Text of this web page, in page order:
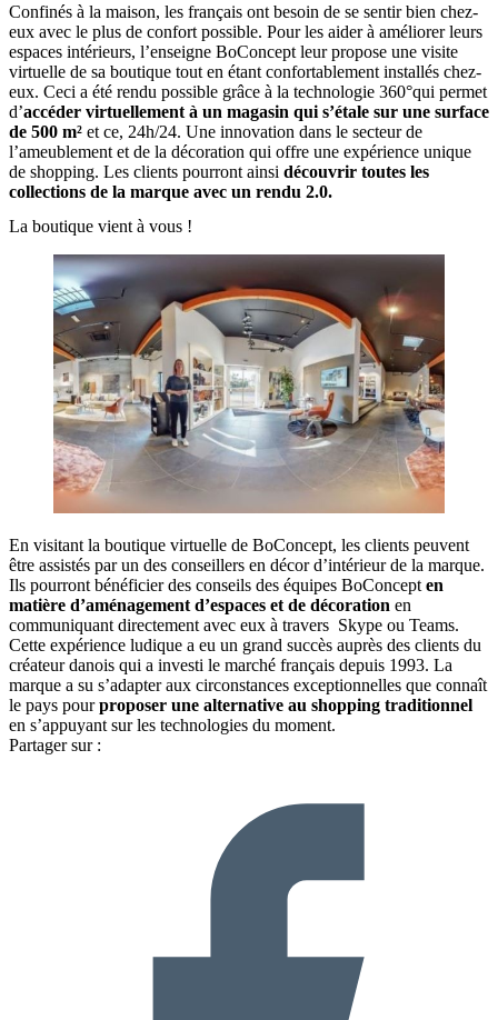
Confinés à la maison, les français ont besoin de se sentir bien chez-
eux avec le plus de confort possible. Pour les aider à améliorer leurs
espaces intérieurs, l’enseigne BoConcept leur propose une visite
virtuelle de sa boutique tout en étant confortablement installés chez-
eux. Ceci a été rendu possible grâce à la technologie 360°qui permet
d’accéder virtuellement à un magasin qui s’étale sur une surface
de 500 m² et ce, 24h/24. Une innovation dans le secteur de
l’ameublement et de la décoration qui offre une expérience unique
de shopping. Les clients pourront ainsi découvrir toutes les
collections de la marque avec un rendu 2.0.
La boutique vient à vous !
En visitant la boutique virtuelle de BoConcept, les clients peuvent
être assistés par un des conseillers en décor d’intérieur de la marque.
Ils pourront bénéficier des conseils des équipes BoConcepten
matière d’aménagement d’espaces et de décoration en
communiquant directement avec eux à travers Skype ou Teams.
Cette expérience ludique a eu un grand succès auprès des clients du
créateur danois qui a investi le marché français depuis 1993. La
marque a su s’adapter aux circonstances exceptionnelles que connaît
le pays pourproposer une alternative au shopping traditionnel
en s’appuyant sur les technologies du moment.
Partager sur :